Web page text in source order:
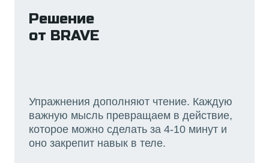
Решение
от BRAVE
Упражнения дополняют чтение. Каждую
важную мысль превращаем в действие,
которое можно сделать за 4-10 минут и
оно закрепит навык в теле.